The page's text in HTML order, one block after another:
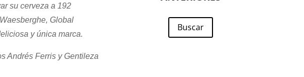
su cerveza a 192
Global
y única marca.
Andrés Ferris y Gentileza
Buscar